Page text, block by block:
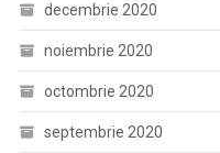
decembrie 2020
noiembrie 2020
octombrie 2020
septembrie 2020